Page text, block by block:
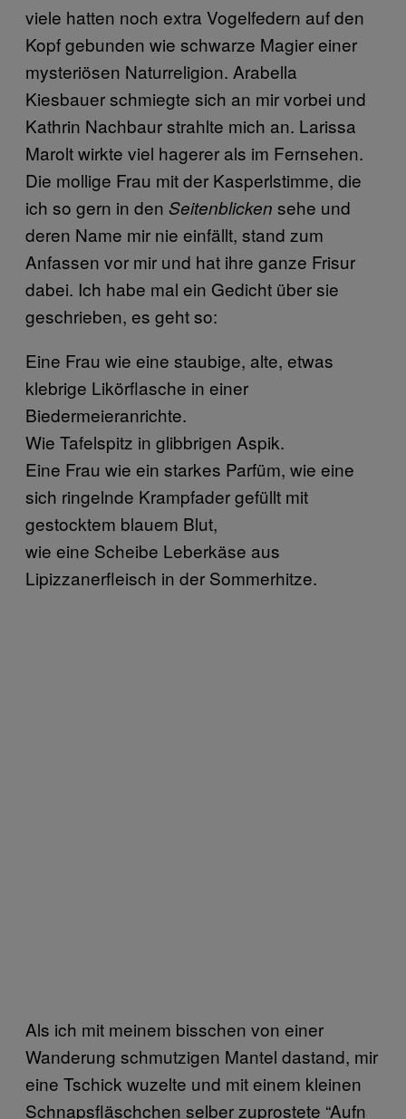
viele hatten noch extra Vogelfedern auf den
Kopf gebunden wie schwarze Magier einer
mysteriösen Naturreligion. Arabella
Kiesbauer schmiegte sich an mir vorbei und
Kathrin Nachbaur strahlte mich an. Larissa
Marolt wirkte viel hagerer als im Fernsehen.
Die mollige Frau mit der Kasperlstimme, die
ich so gern in den Seitenblicken sehe und
deren Name mir nie einfällt, stand zum
Anfassen vor mir und hat ihre ganze Frisur
dabei. Ich habe mal ein Gedicht über sie
geschrieben, es geht so:
Eine Frau wie eine staubige, alte, etwas
klebrige Likörflasche in einer
Biedermeieranrichte.
Wie Tafelspitz in glibbrigen Aspik.
Eine Frau wie ein starkes Parfüm, wie eine
sich ringelnde Krampfader gefüllt mit
gestocktem blauem Blut,
wie eine Scheibe Leberkäse aus
Lipizzanerfleisch in der Sommerhitze.
Als ich mit meinem bisschen von einer
Wanderung schmutzigen Mantel dastand, mir
eine Tschick wuzelte und mit einem kleinen
Schnapsfläschchen selber zuprostete “Aufn